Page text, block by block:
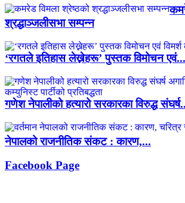
श्रद्धाञ्जलीसभा सम्पन्न
‘रगतले इतिहास लेख्नेहरू’ पुस्तक विमोचन एवं...
गणेश नेपालीको हत्यारो सरकारका विरुद्ध
नेपालको राजनीतिक संकट : कारण,...
Facebook Page